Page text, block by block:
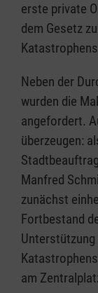
erste private
dem Gesetz
Neben der
wurden die
angefordert.
überzeugen:
Manfred
zunächst
Fortbestand
am